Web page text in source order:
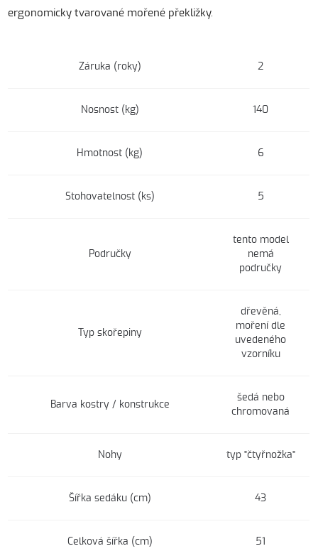
ergonomicky tvarované mořené překližky.
Záruka (roky) 2
Nosnost (kg) 140
Hmotnost (kg) 6
Stohovatelnost (ks) 5
Područky
tento model
nemá
područky
Typ skořepiny
dřevěná,
moření dle
uvedeného
vzorníku
Barva kostry / konstrukce
šedá nebo
chromovaná
Nohy typ "čtyřnožka"
Šířka sedáku (cm) 43
Celková šířka (cm) 51